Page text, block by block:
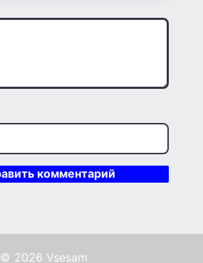
© 2026 Vsesam